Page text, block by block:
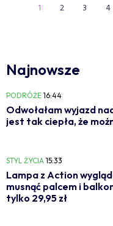
1 2 3 4
Najnowsze
PODRÓŻE 16:44
Odwołałam wyjazd
jest tak ciepła, że
STYL ŻYCIA 15:33
Lampa z Action
musnąć palcem i
tylko 29,95 zł